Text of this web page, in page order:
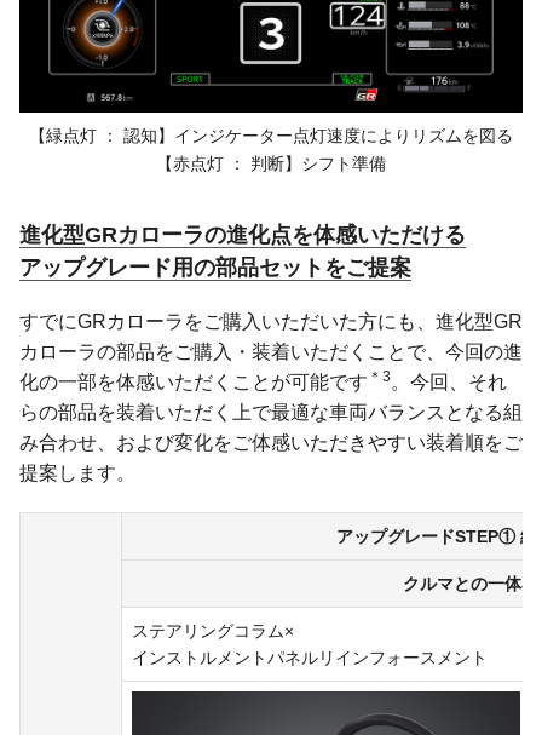
【緑点灯 ： 認知】 インジケーター点灯速度によりリズムを図る
【赤点灯 ： 判断】 シフト準備
進化型GRカローラの進化点を体感いただける
アップグレード用の部品セットをご提案
すでにGRカローラをご購入いただいた方にも、進化型GR
カローラの部品をご購入・装着いただくことで、今回の進
化の一部を体感いただくことが可能です ＊3 。今回、それ
らの部品を装着いただく上で最適な車両バランスとなる組
み合わせ、および変化をご体感いただきやすい装着順をご
提案します。
アップグレードSTEP① 締
クルマとの一体
ステアリングコラム×
インストルメントパネルリインフォースメント